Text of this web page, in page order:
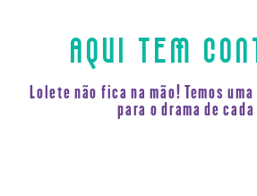
AQUI TEM
Lolete não fica na mão! Temos
para o drama de